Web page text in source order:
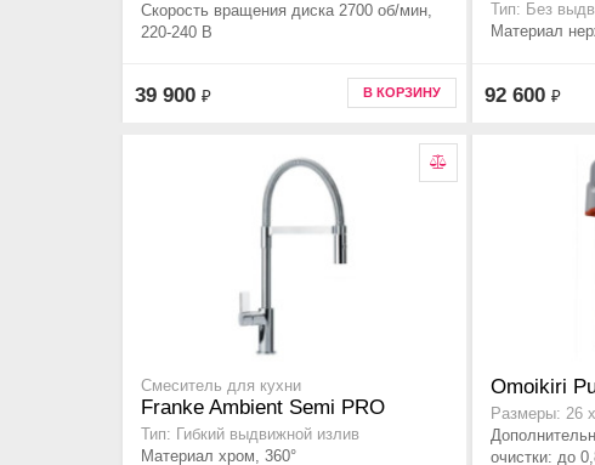
Скорость вращения диска 2700 об/мин,
220-240 В
39 900 ₽ В КОРЗИНУ
Тип: Без
Материал
92 600 ₽
Смеситель для кухни
Franke Ambient Semi PRO
Тип: Гибкий выдвижной излив
Материал хром, 360°
Omoikiri
Размеры: 26
очистки: до